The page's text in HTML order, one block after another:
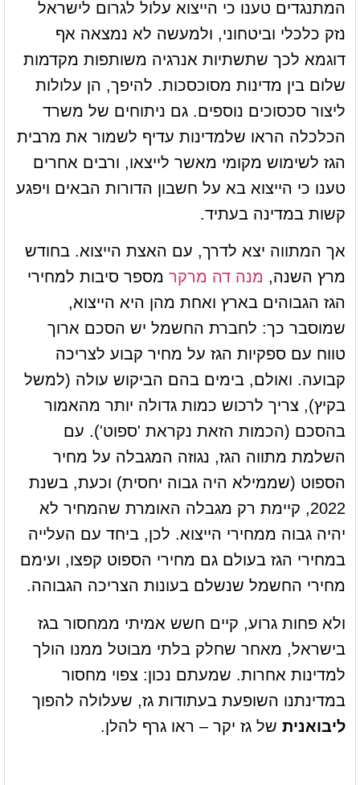
המתנגדים טענו כי הייצוא עלול לגרום לישראל
נזק כלכלי וביטחוני, ולמעשה לא נמצאה אף
דוגמא לכך שתשתיות אנרגיה משותפות מקדמות
שלום בין מדינות מסוכסכות. להיפך, הן עלולות
ליצור סכסוכים נוספים. גם ניתוחים של משרד
הכלכלה הראו שלמדינות עדיף לשמור את מרבית
הגז לשימוש מקומי מאשר לייצאו, ורבים אחרים
טענו כי הייצוא בא על חשבון הדורות הבאים ויפגע
קשות במדינה בעתיד.
אך המתווה יצא לדרך, עם האצת הייצוא. בחודש
מרץ השנה, מנה דה מרקר מספר סיבות למחירי
הגז הגבוהים בארץ ואחת מהן היא הייצוא,
שמוסבר כך: לחברת החשמל יש הסכם ארוך
טווח עם ספקיות הגז על מחיר קבוע לצריכה
קבועה. ואולם, בימים בהם הביקוש עולה (למשל
בקיץ), צריך לרכוש כמות גדולה יותר מהאמור
בהסכם (הכמות הזאת נקראת 'ספוט'). עם
השלמת מתווה הגז, נגוזה המגבלה על מחיר
הספוט (שממילא היה גבוה יחסית) וכעת, בשנת
2022, קיימת רק מגבלה האומרת שהמחיר לא
יהיה גבוה ממחירי הייצוא. לכן, ביחד עם העלייה
במחירי הגז בעולם גם מחירי הספוט קפצו, ועימם
מחירי החשמל שנשלם בעונות הצריכה הגבוהה.
ולא פחות גרוע, קיים חשש אמיתי ממחסור בגז
בישראל, מאחר שחלק בלתי מבוטל ממנו הולך
למדינות אחרות. שמעתם נכון: צפוי מחסור
במדינתנו השופעת בעתודות גז, שעלולה להפוך
ליבואנית של גז יקר – ראו גרף להלן.